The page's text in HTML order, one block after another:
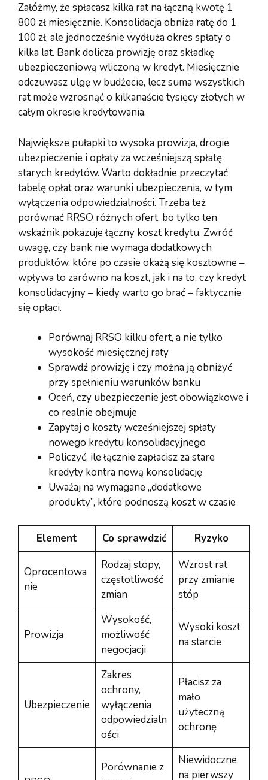
Załóżmy, że spłacasz kilka rat na łączną kwotę 1
800 zł miesięcznie. Konsolidacja obniża ratę do 1
100 zł, ale jednocześnie wydłuża okres spłaty o
kilka lat. Bank dolicza prowizję oraz składkę
ubezpieczeniową wliczoną w kredyt. Miesięcznie
odczuwasz ulgę w budżecie, lecz suma wszystkich
rat może wzrosnąć o kilkanaście tysięcy złotych w
całym okresie kredytowania.
Największe pułapki to wysoka prowizja, drogie
ubezpieczenie i opłaty za wcześniejszą spłatę
starych kredytów. Warto dokładnie przeczytać
tabelę opłat oraz warunki ubezpieczenia, w tym
wyłączenia odpowiedzialności. Trzeba też
porównać RRSO różnych ofert, bo tylko ten
wskaźnik pokazuje łączny koszt kredytu. Zwróć
uwagę, czy bank nie wymaga dodatkowych
produktów, które po czasie okażą się kosztowne –
wpływa to zarówno na koszt, jak i na to, czy kredyt
konsolidacyjny – kiedy warto go brać – faktycznie
się opłaci.
Porównaj RRSO kilku ofert, a nie tylko
wysokość miesięcznej raty
Sprawdź prowizję i czy można ją obniżyć
przy spełnieniu warunków banku
Oceń, czy ubezpieczenie jest obowiązkowe i
co realnie obejmuje
Zapytaj o koszty wcześniejszej spłaty
nowego kredytu konsolidacyjnego
Policzyć, ile łącznie zapłacisz za stare
kredyty kontra nową konsolidację
Uważaj na wymagane „dodatkowe
produkty”, które podnoszą koszt w czasie
Element Co sprawdzić Ryzyko
Oprocentowa
nie
Rodzaj stopy,
częstotliwość
zmian
Wzrost rat
przy zmianie
stóp
Prowizja
Wysokość,
możliwość
negocjacji
Wysoki koszt
na starcie
Ubezpieczenie
Zakres
ochrony,
wyłączenia
odpowiedzialn
ości
Płacisz za
mało
użyteczną
ochronę
Porównanie z
Niewidoczne
na pierwszy